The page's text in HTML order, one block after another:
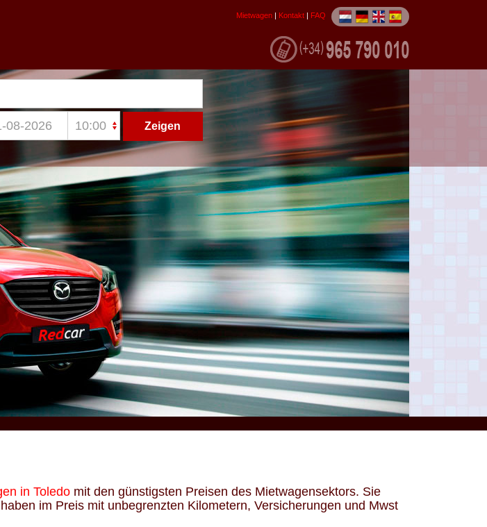
Mietwagen | Kontakt | FAQ
in Toledo mit den günstigsten Preisen des Mietwagensektors. Sie
im Preis mit unbegrenzten Kilometern, Versicherungen und Mwst